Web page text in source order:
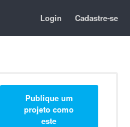
Login Cadastre-se
Publique um
projeto como
este